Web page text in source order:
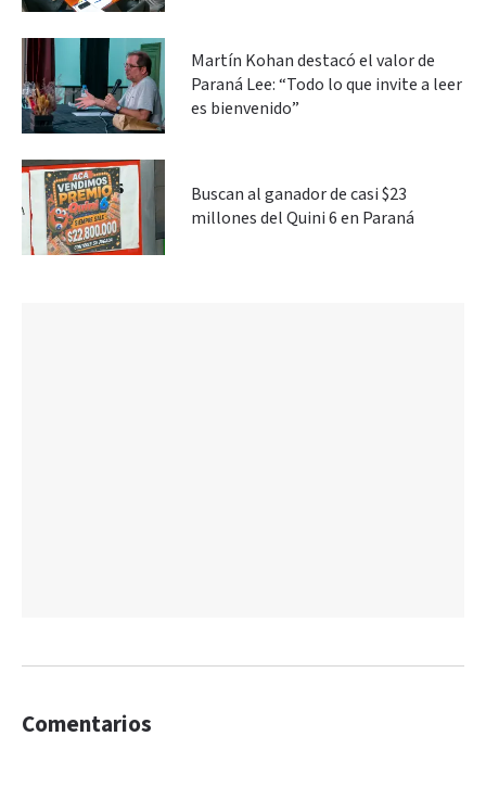
Martín Kohan destacó el valor de
Paraná Lee: “Todo lo que invite a leer
es bienvenido”
Buscan al ganador de casi $23
millones del Quini 6 en Paraná
Comentarios